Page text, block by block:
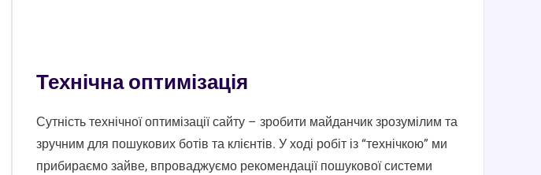
Технічна оптимізація
Сутність технічної оптимізації сайту – зробити майданчик зрозумілим та
зручним для пошукових ботів та клієнтів. У ході робіт із “технічкою” ми
прибираємо зайве, впроваджуємо рекомендації пошукової системи